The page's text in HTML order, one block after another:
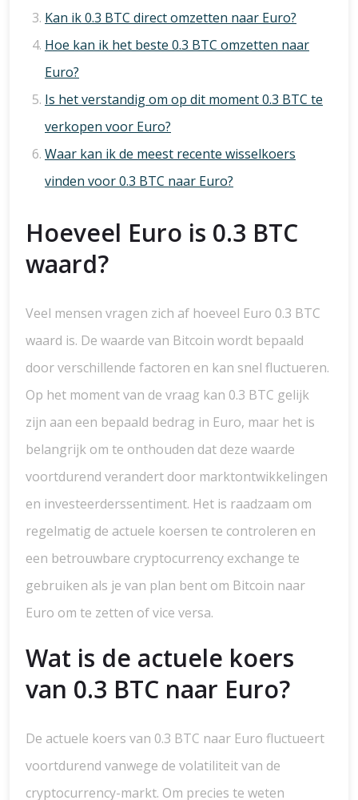
Kan ik 0.3 BTC direct omzetten naar Euro?
Hoe kan ik het beste 0.3 BTC omzetten naar
Euro?
Is het verstandig om op dit moment 0.3 BTC te
verkopen voor Euro?
Waar kan ik de meest recente wisselkoers
vinden voor 0.3 BTC naar Euro?
Hoeveel Euro is 0.3 BTC
waard?
Veel mensen vragen zich af hoeveel Euro 0.3 BTC
waard is. De waarde van Bitcoin wordt bepaald
door verschillende factoren en kan snel fluctueren.
Op het moment van de vraag kan 0.3 BTC gelijk
zijn aan een bepaald bedrag in Euro, maar het is
belangrijk om te onthouden dat deze waarde
voortdurend verandert door marktontwikkelingen
en investeerderssentiment. Het is raadzaam om
regelmatig de actuele koersen te controleren en
een betrouwbare cryptocurrency exchange te
gebruiken als je van plan bent om Bitcoin naar
Euro om te zetten of vice versa.
Wat is de actuele koers
van 0.3 BTC naar Euro?
De actuele koers van 0.3 BTC naar Euro fluctueert
voortdurend vanwege de volatiliteit van de
cryptocurrency-markt. Om precies te weten